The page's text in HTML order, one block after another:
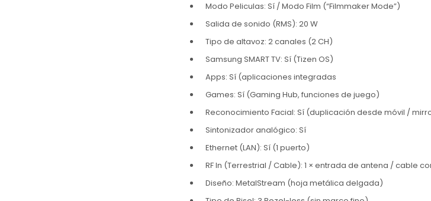
Modo Peliculas: Sí / Modo Film (“Filmmaker Mode”)
Salida de sonido (RMS): 20 W
Tipo de altavoz: 2 canales (2 CH)
Samsung SMART TV: Sí (Tizen OS)
Apps: Sí (aplicaciones integradas
Games: Sí (Gaming Hub, funciones de juego)
Reconocimiento Facial: Sí (duplicación desde móvil /
Sintonizador analógico: Sí
Ethernet (LAN): Sí (1 puerto)
RF In (Terrestrial / Cable): 1 × entrada de antena / cable
Diseño: MetalStream (hoja metálica delgada)